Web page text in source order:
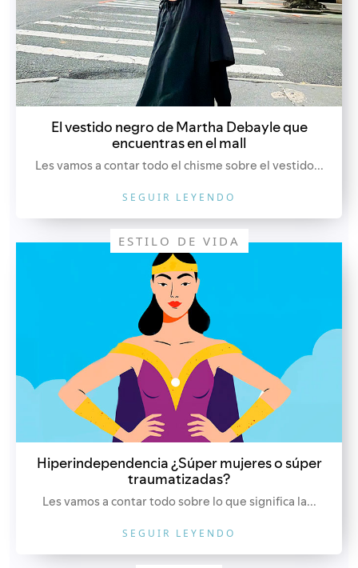
El vestido negro de Martha Debayle que
encuentras en el mall
Les vamos a contar todo el chisme sobre el vestido...
SEGUIR LEYENDO
ESTILO DE VIDA
Hiperindependencia ¿Súper mujeres o súper
traumatizadas?
Les vamos a contar todo sobre lo que significa la...
SEGUIR LEYENDO